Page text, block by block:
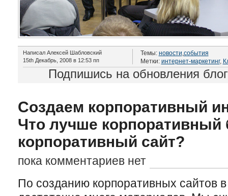
Написал Алексей Шабловский
15th Декабрь, 2008 в 12:53 пп
Темы: новости,события
Метки: интернет-маркетинг,
Подпишись на обновления
Создаем корпоративный
Что лучше корпоративный
корпоративный сайт?
пока комментариев нет
По созданию корпоративных сайтов в